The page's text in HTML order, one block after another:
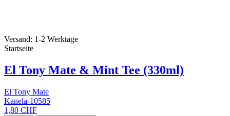
Versand: 1-2 Werktage
Startseite
El Tony Mate & Mint Tee (330ml)
El Tony Mate
Kanela-10585
1,80 CHF